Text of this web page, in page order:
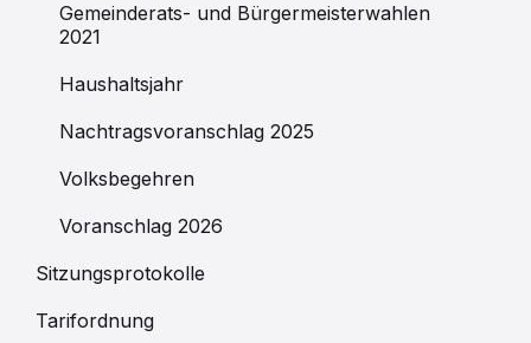
Gemeinderats- und Bürgermeisterwahlen
2021
Haushaltsjahr
Nachtragsvoranschlag 2025
Volksbegehren
Voranschlag 2026
Sitzungsprotokolle
Tarifordnung